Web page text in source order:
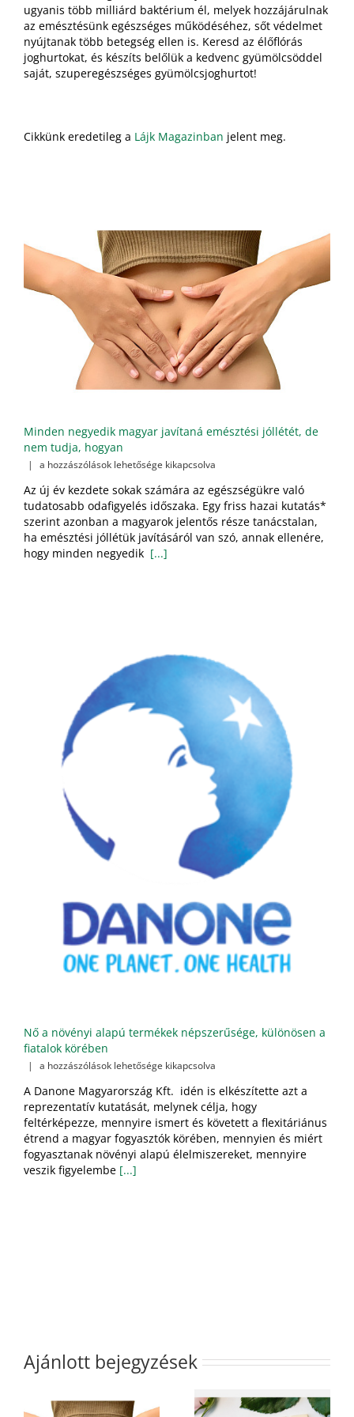
ugyanis több milliárd baktérium él, melyek hozzájárulnak
az emésztésünk egészséges működéséhez, sőt védelmet
nyújtanak több betegség ellen is. Keresd az élőflórás
joghurtokat, és készíts belőlük a kedvenc gyümölcsöddel
saját, szuperegészséges gyümölcsjoghurtot!
Cikkünk eredetileg a Lájk Magazinban jelent meg.
Minden negyedik magyar javítaná emésztési jóllétét, de
nem tudja, hogyan
|
Minden
magyar
javítaná
emésztési
jóllétét,
de
nem
a hozzászólások lehetősége kikapcsolva
Az új év kezdete sokak számára az egészségükre való
tudatosabb odafigyelés időszaka. Egy friss hazai kutatás*
szerint azonban a magyarok jelentős része tanácstalan,
ha emésztési jóllétük javításáról van szó, annak ellenére,
hogy minden negyedik [...]
Nő a növényi alapú termékek népszerűsége, különösen a
fiatalok körében
|
Nő
növényi
alapú
termékek
népszerűsége,
különösen
a
fiatalok
a hozzászólások lehetősége kikapcsolva
A Danone Magyarország Kft. idén is elkészítette azt a
reprezentatív kutatását, melynek célja, hogy
feltérképezze, mennyire ismert és követett a flexitáriánus
étrend a magyar fogyasztók körében, mennyien és miért
fogyasztanak növényi alapú élelmiszereket, mennyire
veszik figyelembe [...]
Ajánlott bejegyzések